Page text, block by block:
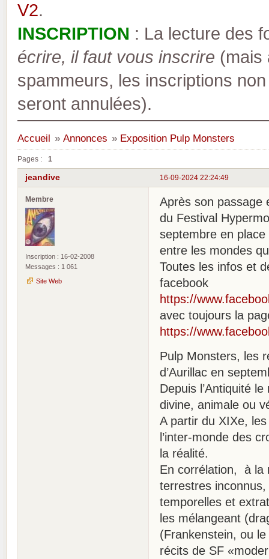
V2.
INSCRIPTION : La lecture des
écrire, il faut vous inscrire (mais
spammeurs, les inscriptions
seront annulées).
Accueil » Annonces » Exposition Pulp Monsters
Pages : 1
16-09-2024 22:24:49
jeandive
Membre
Inscription : 16-02-2008
Messages : 1 061
Site Web
Après son passage
du Festival
septembre en
entre les mondes
Toutes les infos et
facebook
https://
avec toujours la
https://
Pulp Monsters, les
d’Aurillac en
Depuis l’Antiquité
divine, animale ou
A partir du XIXe,
l’inter-monde des
la réalité.
En corrélation, à la
terrestres
temporelles et
les mélangeant
(Frankenstein, ou
récits de SF